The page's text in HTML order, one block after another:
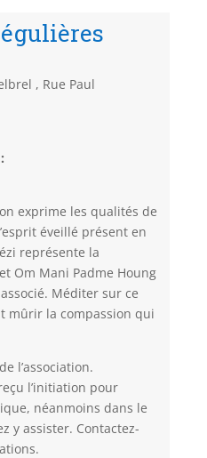
, Rue Paul
exprime les qualités de
éveillé présent en
représente la
Om Mani Padme Houng
Méditer sur ce
mûrir la compassion qui
l’association.
l’initiation pour
néanmoins dans le
y assister. Contactez-